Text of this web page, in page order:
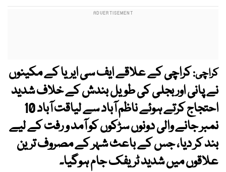
کراچی:کراچی کے علاقے ایف سی ایریا کے مکینوں
نے پانی اور بجلی کی طویل بندش کے خلاف شدید
احتجاج کرتے ہوئے ناظم آباد سے لیاقت آباد 10
نمبر جانے والی دونوں سڑکوں کو آمد و رفت کے لیے
بند کر دیا، جس کے باعث شہر کے مصروف ترین
علاقوں میں شدید ٹریفک جام ہوگیا۔